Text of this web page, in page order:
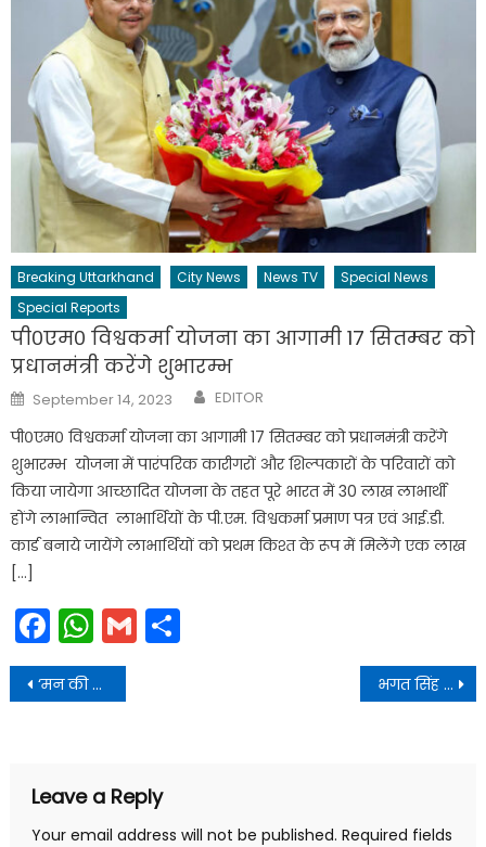
Breaking Uttarkhand City News News TV
Special News
Special Reports
पी०एम० विश्वकर्मा योजना का आगामी 17 सितम्बर को
प्रधानमंत्री करेंगे शुभारम्भ
Posted
on
September 14, 2023 Author
EDITOR
पी०एम० विश्वकर्मा योजना का आगामी 17 सितम्बर को प्रधानमंत्री करेंगे
शुभारम्भ योजना में पारंपरिक कारीगरों और शिल्पकारों के परिवारों को
किया जायेगा आच्छादित योजना के तहत पूरे भारत में 30 लाख लाभार्थी
होंगे लाभान्वित लाभार्थियों के पी.एम. विश्वकर्मा प्रमाण पत्र एवं आई.डी.
कार्ड बनाये जायेंगे लाभार्थियों को प्रथम किश्त के रूप में मिलेंगे एक लाख
[…]
Facebook
WhatsApp
Gmail
Post
navigation
‘मन की बात’ देशवासियों को प्रेरित करने का सशक्त माध्यम: मुख्यमंत्री पुष्कर सिंह धामी भगत सिंह कोश्यारी का सम्मान उत्तराखण्ड और देश के लिए गौरव का विषय : मुख्यमंत्री
Leave a Reply
Your email address will not be published. Required fields